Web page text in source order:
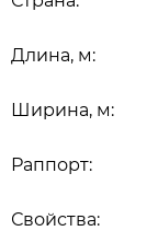
Длина, м:
Ширина, м:
Раппорт:
Свойства: